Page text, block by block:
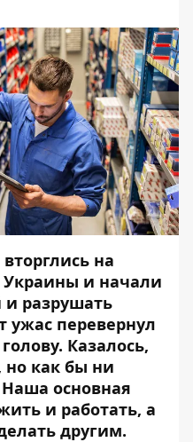
на
и начали
и разрушать
ужас перевернул
Казалось,
но как бы ни
основная
и работать, а
другим.